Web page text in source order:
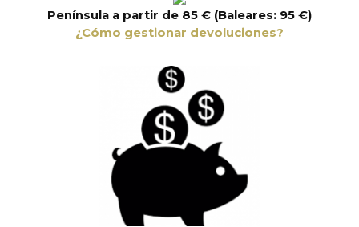
Península a partir de 85 € (Baleares: 95 €)
¿Cómo gestionar devoluciones?